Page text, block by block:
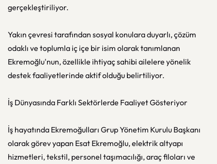
gerçekleştiriliyor.
Yakın çevresi tarafından sosyal konulara duyarlı, çözüm
odaklı ve toplumla iç içe bir isim olarak tanımlanan
Ekremoğlu'nun, özellikle ihtiyaç sahibi ailelere yönelik
destek faaliyetlerinde aktif olduğu belirtiliyor.
İş Dünyasında Farklı Sektörlerde Faaliyet Gösteriyor
İş hayatında Ekremoğulları Grup Yönetim Kurulu Başkanı
olarak görev yapan Esat Ekremoğlu, elektrik altyapı
hizmetleri, tekstil, personel taşımacılığı, araç filoları ve